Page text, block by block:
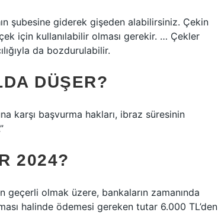
şubesine giderek gişeden alabilirsiniz. Çekin
için kullanılabilir olması gerekir. … Çekler
da bozdurulabilir.
DÜŞER?
karşı başvurma hakları, ibraz süresinin
2024?
olmak üzere, bankaların zamanında
halinde ödemesi gereken tutar 6.000 TL’den